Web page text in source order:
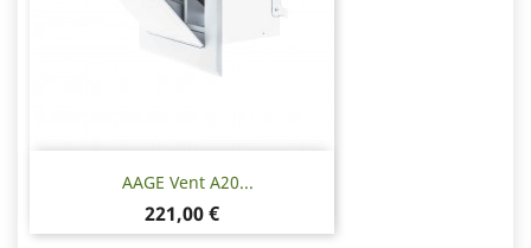
AAGE Vent A20...
Hinta
221,00 €